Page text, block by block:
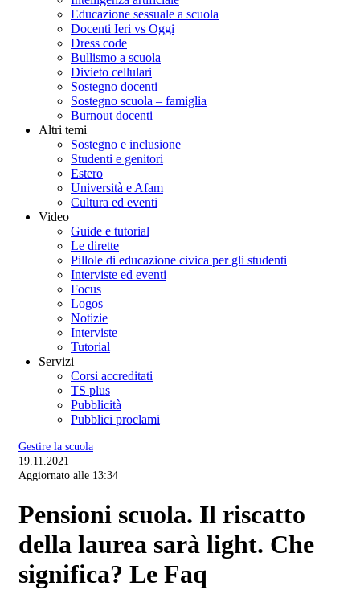
Educazione sessuale a scuola
Docenti Ieri vs Oggi
Dress code
Bullismo a scuola
Divieto cellulari
Sostegno docenti
Sostegno scuola – famiglia
Burnout docenti
Altri temi
Sostegno e inclusione
Studenti e genitori
Estero
Università e Afam
Cultura ed eventi
Video
Guide e tutorial
Le dirette
Pillole di educazione civica per gli studenti
Interviste ed eventi
Focus
Logos
Notizie
Interviste
Tutorial
Servizi
Corsi accreditati
TS plus
Pubblicità
Pubblici proclami
Gestire la scuola
19.11.2021
Aggiornato alle 13:34
Pensioni scuola. Il riscatto
della laurea sarà light. Che
significa? Le Faq